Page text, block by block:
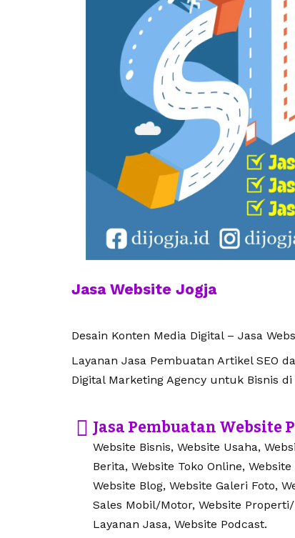
Jasa Website Jogja
Desain Konten Media Digital – Jasa
Layanan Jasa Pembuatan Artikel SEO
Digital Marketing Agency untuk Bisnis di
Jasa Pembuatan Website
Website Bisnis, Website Usaha,
Berita, Website Toko Online,
Website Blog, Website Galeri Foto,
Sales Mobil/Motor, Website
Layanan Jasa, Website Podcast.